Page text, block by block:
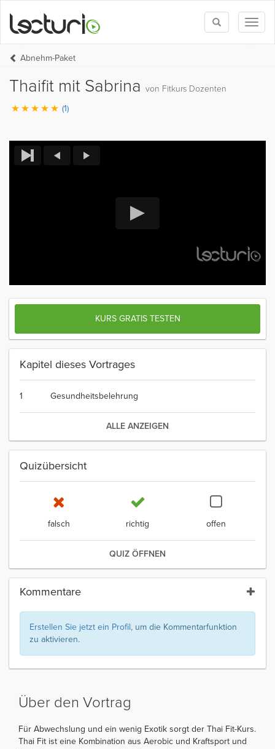
Toggle
search
Abnehm-Paket
Thaifit mit Sabrina von Fitkurs Dozenten
(1)
KURS GRATIS TESTEN
Kapitel dieses Vortrages
1 Gesundheitsbelehrung
ALLE ANZEIGEN
Quizübersicht
falsch richtig offen
QUIZ ÖFFNEN
Kommentare
Erstellen Sie jetzt ein Profil, um die Kommentarfunktion
zu aktivieren.
Über den Vortrag
Für Abwechslung und ein wenig Exotik sorgt der Thai Fit-Kurs.
Thai Fit ist eine Kombination aus Aerobic und Kraftsport und